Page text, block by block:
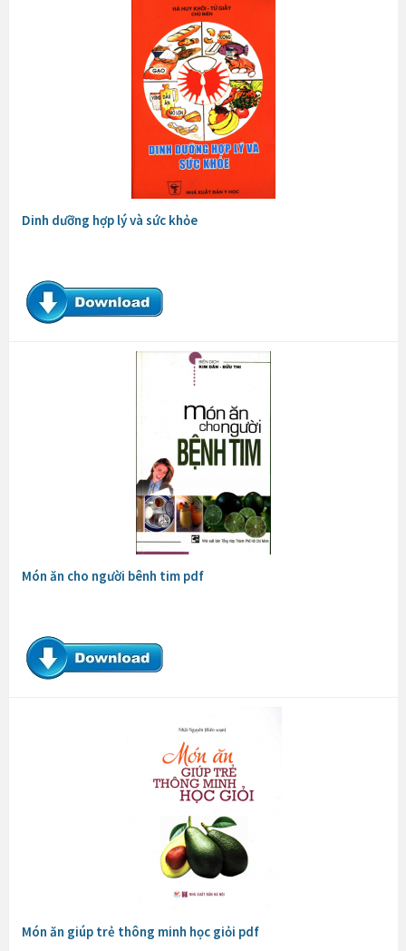
Dinh dưỡng hợp lý và sức khỏe
Món ăn cho người bênh tim pdf
Món ăn giúp trẻ thông minh học giỏi pdf